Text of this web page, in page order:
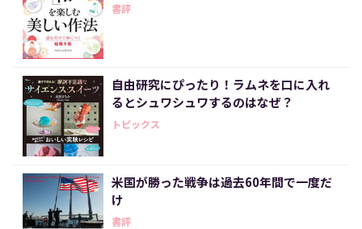
書評
自由研究にぴったり！ラムネを口に入れ
るとシュワシュワするのはなぜ？
トピックス
米国が勝った戦争は過去60年間で一度だ
け
書評